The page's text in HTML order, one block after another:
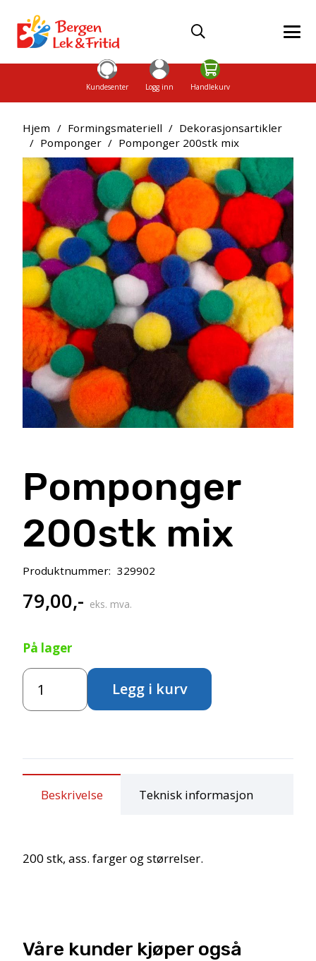
Kundesenter Logg inn Handlekurv
Hjem / Formingsmateriell / Dekorasjonsartikler
/ Pomponger / Pomponger 200stk mix
Pomponger
200stk mix
Produktnummer: 329902
79,00,- eks. mva.
På lager
Pomponger
200stk
mix
Legg i kurv
Beskrivelse Teknisk informasjon
200 stk, ass. farger og størrelser.
Våre kunder kjøper også